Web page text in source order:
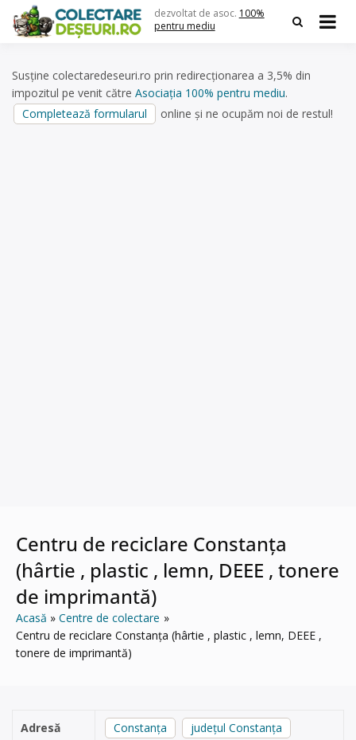
content
dezvoltat de asoc. 100%
pentru mediu
Susține colectaredeseuri.ro prin redirecționarea a 3,5% din
impozitul pe venit către Asociația 100% pentru mediu.
Completează formularul
online și ne ocupăm noi de restul!
Centru de reciclare Constanța
(hârtie , plastic , lemn, DEEE , tonere
de imprimantă)
Acasă
Centre de colectare
Centru de reciclare Constanța (hârtie , plastic , lemn, DEEE ,
tonere de imprimantă)
Adresă Constanța județul Constanța